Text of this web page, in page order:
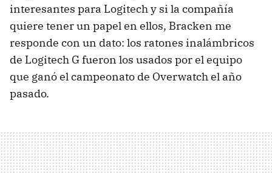
interesantes para Logitech y si la compañía
quiere tener un papel en ellos, Bracken me
responde con un dato: los ratones inalámbricos
de Logitech G fueron los usados por el equipo
que ganó el campeonato de Overwatch el año
pasado.